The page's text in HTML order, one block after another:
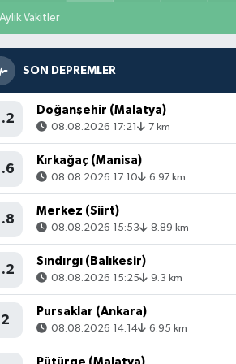
Aylık Vakitler
SON DEPREMLER
Doğanşehir (Malatya)
08.08.2026 17:21 7 km
Kırkağaç (Manisa)
08.08.2026 17:10 6.97 km
Merkez (Siirt)
08.08.2026 15:53 8.89 km
Sındırgı (Balıkesir)
08.08.2026 15:25 9.3 km
2
Pursaklar (Ankara)
08.08.2026 14:14 6.95 km